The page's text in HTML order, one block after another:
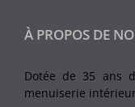
À PROPOS DE
Dotée de 35 ans
menuiserie